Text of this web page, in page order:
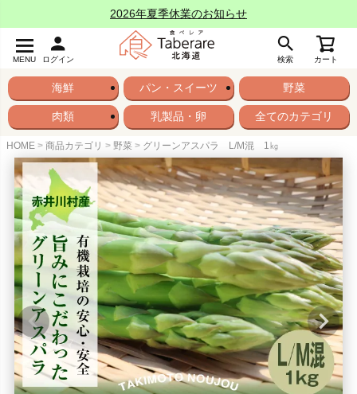
2026年夏季休業のお知らせ
MENU ログイン 検索 カート
海鮮 パン・スイーツ 野菜
肉類 乳製品・卵 全てのカテゴリ
HOME 商品カテゴリ 野菜 グリーンアスパラ L/M混 1㎏